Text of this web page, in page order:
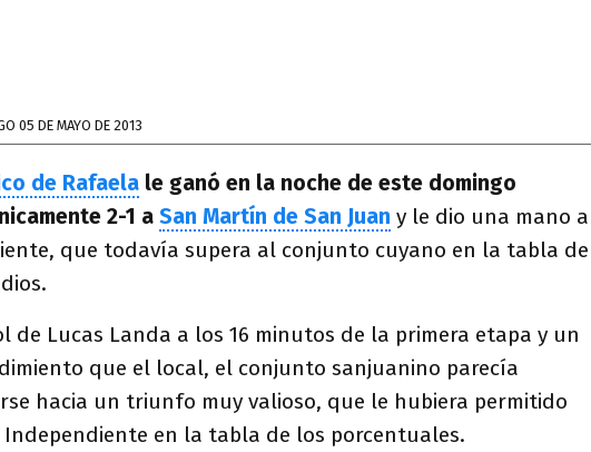
05 DE MAYO DE 2013
de Rafaela le ganó en la noche de este domingo
2-1 a San Martín de San Juan y le dio una mano a
que todavía supera al conjunto cuyano en la tabla de
de Lucas Landa a los 16 minutos de la primera etapa y un
que el local, el conjunto sanjuanino parecía
hacia un triunfo muy valioso, que le hubiera permitido
en la tabla de los porcentuales.